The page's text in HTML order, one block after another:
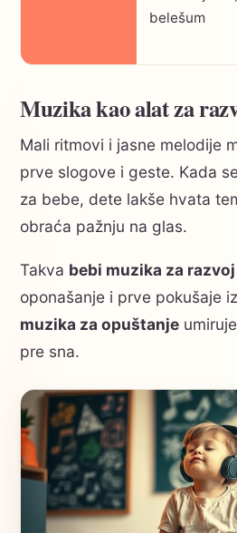
belešum
Muzika kao alat za
Mali ritmovi i jasne melodije
prve slogove i geste. Kada
za bebe, dete lakše hvata
obraća pažnju na glas.
Takva bebi muzika za razvoj
oponašanje i prve pokušaje
muzika za opuštanje
pre sna.